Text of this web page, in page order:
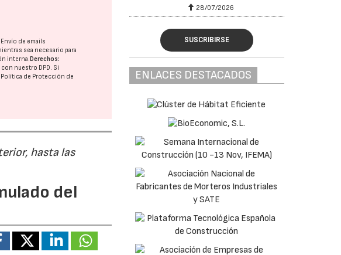
de emails
sea necesario para
interna. Derechos:
nuestro DPD. Si
Política de Protección de
hasta las
del
28/07/2026
SUSCRIBIRSE
ENLACES DESTACADOS